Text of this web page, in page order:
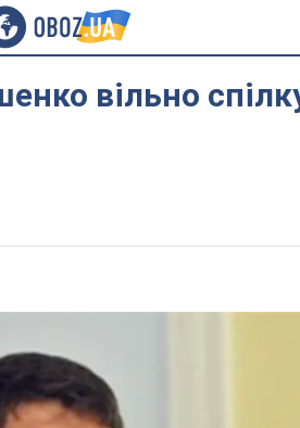
вільно